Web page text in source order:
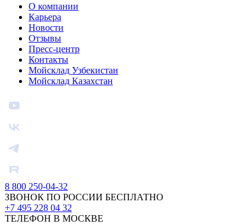
О компании
Карьера
Новости
Отзывы
Пресс-центр
Контакты
Мойсклад Узбекистан
Мойсклад Казахстан
8 800 250-04-32
ЗВОНОК ПО РОССИИ БЕСПЛАТНО
+7 495 228 04 32
ТЕЛЕФОН В МОСКВЕ